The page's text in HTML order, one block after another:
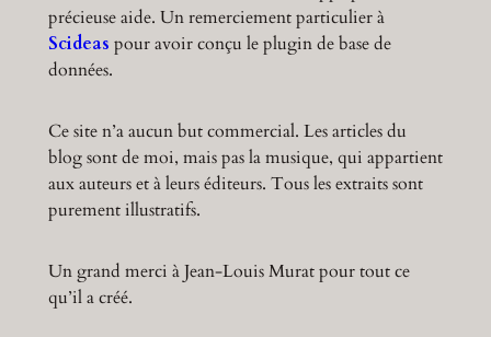
précieuse aide. Un remerciement particulier à
Scideas pour avoir conçu le plugin de base de
données.
Ce site n’a aucun but commercial. Les articles du
blog sont de moi, mais pas la musique, qui appartient
aux auteurs et à leurs éditeurs. Tous les extraits sont
purement illustratifs.
Un grand merci à Jean-Louis Murat pour tout ce
qu’il a créé.